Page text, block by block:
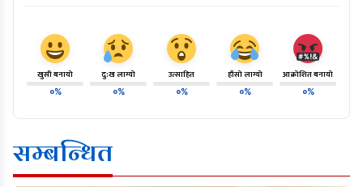
खुसी बनायो
०%
दु:ख लाग्यो
०%
उत्साहित
०%
हाँसो लाग्यो
०%
आक्रोशित बनायो
०%
सम्बन्धित